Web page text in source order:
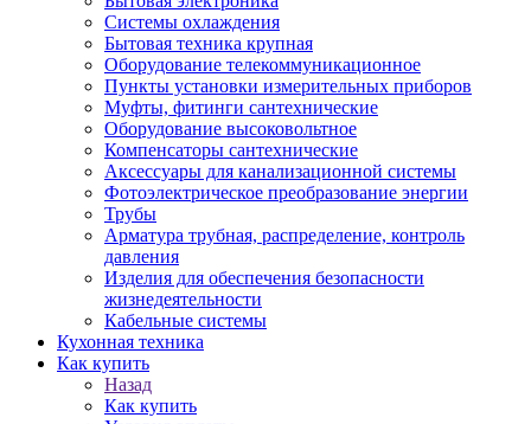
Системы охлаждения
Бытовая техника крупная
Оборудование телекоммуникационное
Пункты установки измерительных приборов
Муфты, фитинги сантехнические
Оборудование высоковольтное
Компенсаторы сантехнические
Аксессуары для канализационной системы
Фотоэлектрическое преобразование энергии
Трубы
Арматура трубная, распределение, контроль
давления
Изделия для обеспечения безопасности
жизнедеятельности
Кабельные системы
Кухонная техника
Как купить
Назад
Как купить